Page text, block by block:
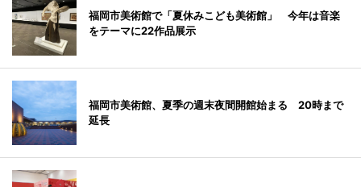
福岡市美術館で「夏休みこども美術館」 今年は音楽
をテーマに22作品展示
福岡市美術館、夏季の週末夜間開館始まる 20時まで
延長